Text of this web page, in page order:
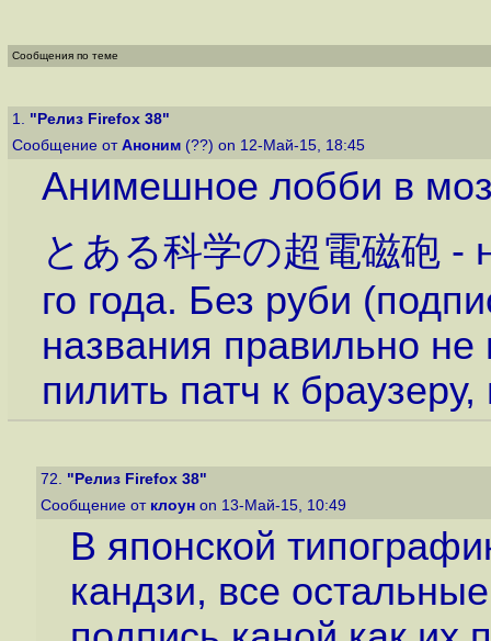
Сообщения по теме
1. "Релиз Firefox 38"
Сообщение от Аноним (??) on 12-Май-15, 18:45
Анимешное лобби в
とある科学の超電磁砲 -
го года. Без руби
названия правильно не
пилить патч к
72. "Релиз Firefox 38"
Сообщение от клоун on 13-Май-15, 10:49
В японской
кандзи, все